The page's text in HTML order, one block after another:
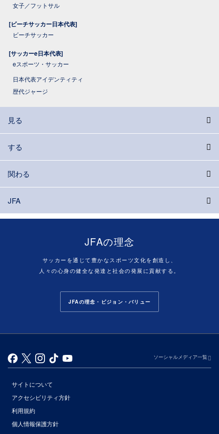
女子／フットサル
[ビーチサッカー日本代表]
ビーチサッカー
[サッカーe日本代表]
eスポーツ・サッカー
日本代表アイデンティティ
歴代ジャージ
見る
する
関わる
JFA
JFAの理念
サッカーを通じて豊かなスポーツ文化を創造し、
人々の心身の健全な発達と社会の発展に貢献する。
JFAの理念・ビジョン・バリュー
ソーシャルメディア一覧
サイトについて
アクセシビリティ方針
利用規約
個人情報保護方針